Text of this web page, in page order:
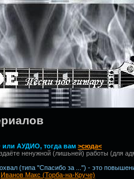
или АУДИО, тогда вам >сюда<
ненужной (лишьней) работы (для
(типа "Спасибо за ...") - это
Иванов Макс (Торба-на-Круче)